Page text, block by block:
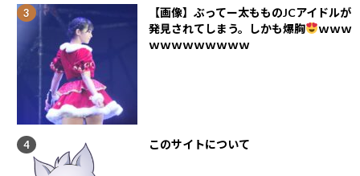
【画像】ぶってー太もものJCアイドルが
発見されてしまう。しかも爆胸
ｗｗｗ
ｗｗｗｗｗｗｗｗｗ
このサイトについて